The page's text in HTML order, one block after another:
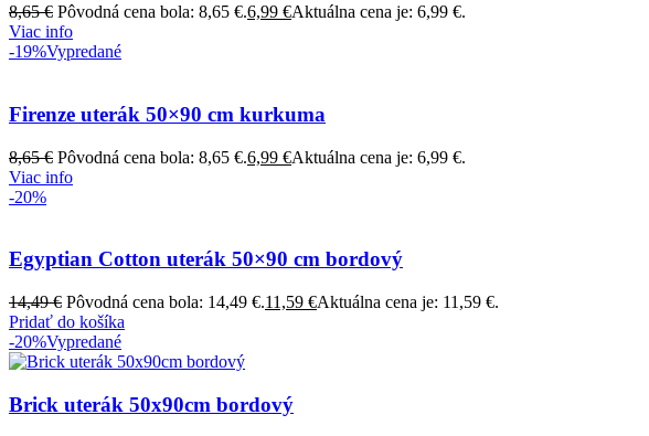
8,65€ Pôvodná cena bola: 8,65 €.6,99 €Aktuálna cena je: 6,99 €.
Viac info
-19%Vypredané
Firenze uterák 50×90 cm kurkuma
8,65€ Pôvodná cena bola: 8,65 €.6,99 €Aktuálna cena je: 6,99 €.
Viac info
-20%
Egyptian Cotton uterák 50×90 cm bordový
14,49€ Pôvodná cena bola: 14,49 €.11,59 €Aktuálna cena je: 11,59 €.
Pridať do košíka
-20%Vypredané
Brick uterák 50x90cm bordový